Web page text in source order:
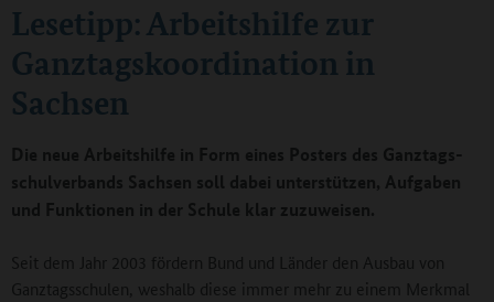
Lesetipp: Arbeitshilfe zur
Ganztagskoordination in
Sachsen
Die neue Ar­beits­hil­fe in Form eines Pos­ters des Ganz­tags­
schul­ver­bands Sach­sen soll dabei un­ter­stüt­zen, Auf­ga­ben
und Funk­tio­nen in der Schu­le klar zu­zu­wei­sen.
Seit dem Jahr 2003 fördern Bund und Länder den Ausbau von
Ganztagsschulen, weshalb diese immer mehr zu einem Merkmal